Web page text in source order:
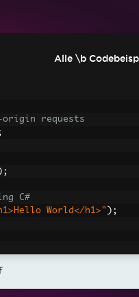
Alle \b
requests
C#
World</h1>" );
and JavaScript.